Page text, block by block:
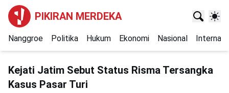
PIKIRAN MERDEKA
Nanggroe Politika Hukum Ekonomi Nasional
Kejati Jatim Sebut Status Risma Tersangka
Kasus Pasar Turi